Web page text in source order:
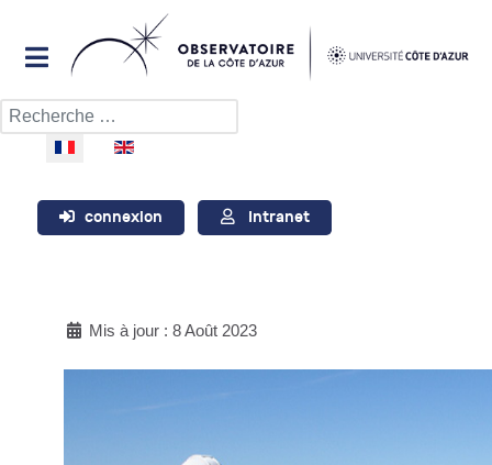
Rechercher
Sélectionnez votre langue
connexion Intranet
Mis à jour : 8 Août 2023